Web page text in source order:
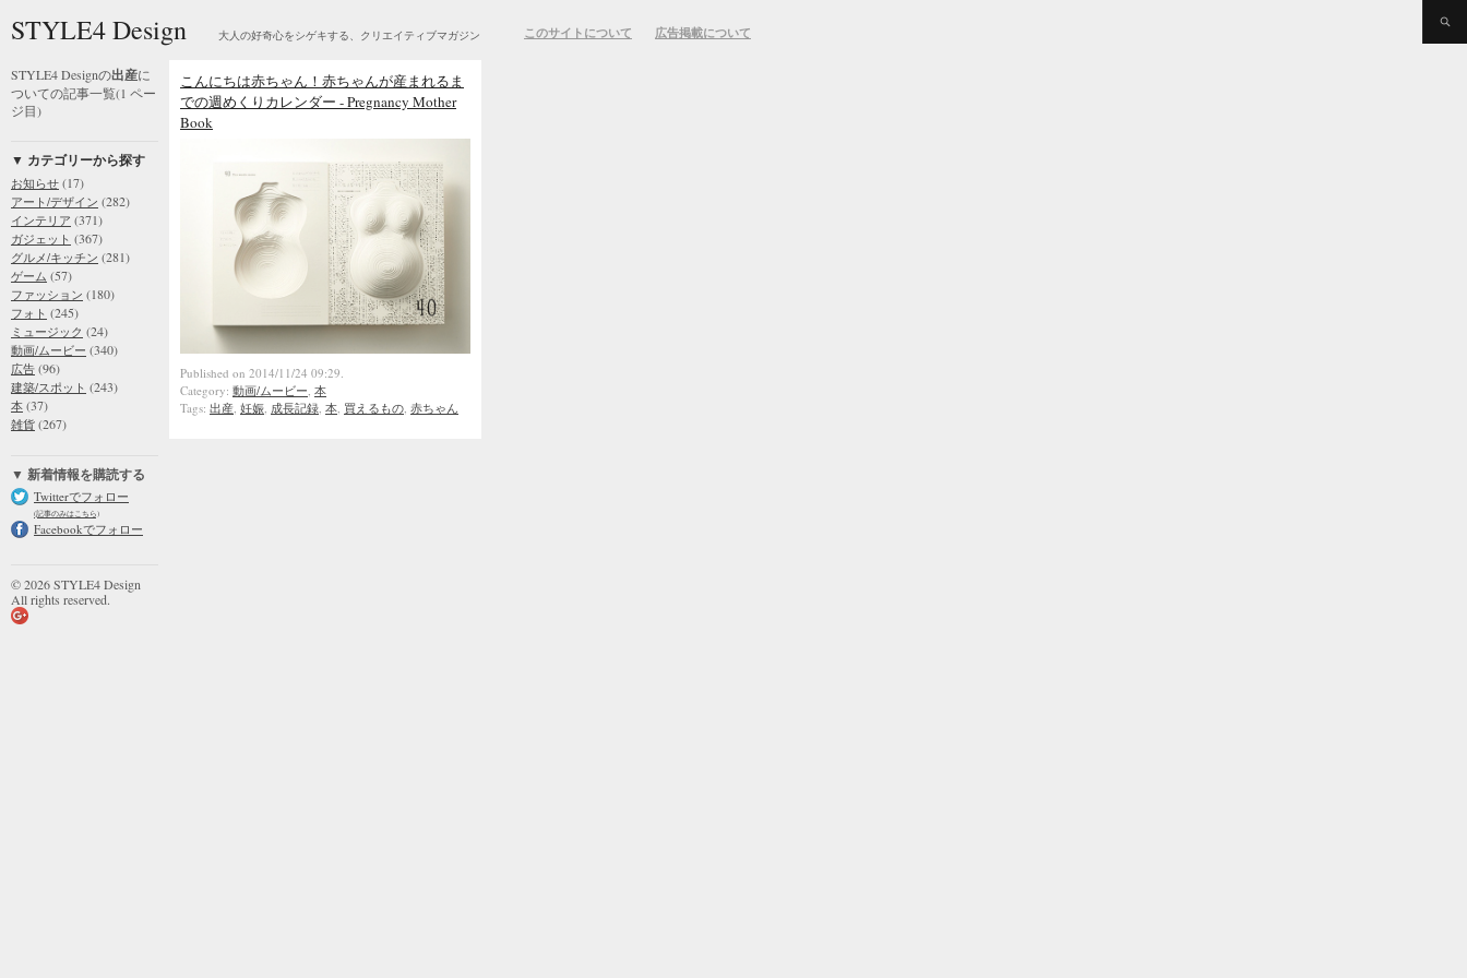
STYLE4 Design 大人の好奇心をシゲキする、クリエイティブマガジン このサイトについて 広告掲載について
STYLE4 Designの出産に
ついての記事一覧(1 ペー
ジ目)
▼ カテゴリーから探す
お知らせ (17)
アート/デザイン (282)
インテリア (371)
ガジェット (367)
グルメ/キッチン (281)
ゲーム (57)
ファッション (180)
フォト (245)
ミュージック (24)
動画/ムービー (340)
広告 (96)
建築/スポット (243)
本 (37)
雑貨 (267)
▼ 新着情報を購読する
Twitterでフォロー
(記事のみはこちら)
Facebookでフォロー
© 2026 STYLE4 Design
All rights reserved.
こんにちは赤ちゃん！赤ちゃんが産まれるま
での週めくりカレンダー - Pregnancy Mother
Book
Published on 2014/11/24 09:29.
Category: 動画/ムービー, 本
Tags: 出産, 妊娠, 成長記録, 本, 買えるもの, 赤ちゃん